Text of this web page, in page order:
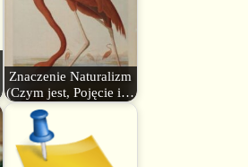
Znaczenie Naturalizm
(Czym jest, Pojęcie i…